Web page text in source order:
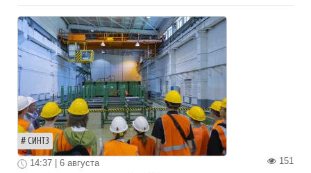
СИНТЗ
151
14:37 | 6 августа